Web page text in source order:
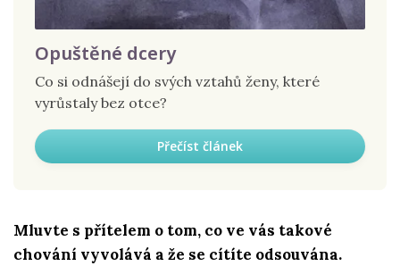
Opuštěné dcery
Co si odnášejí do svých vztahů ženy, které
vyrůstaly bez otce?
Přečíst článek
Mluvte s přítelem o tom, co ve vás takové
chování vyvolává a že se cítíte odsouvána.